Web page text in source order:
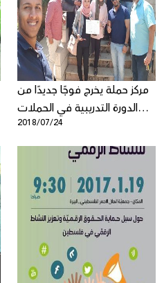
مركز حملة يخرج فوجًا جديدًا من
الدورة التدريبية في الحملات
والتسويق الرقمي لمؤسسات
المجتمع المدني في رام الله
2018/07/24